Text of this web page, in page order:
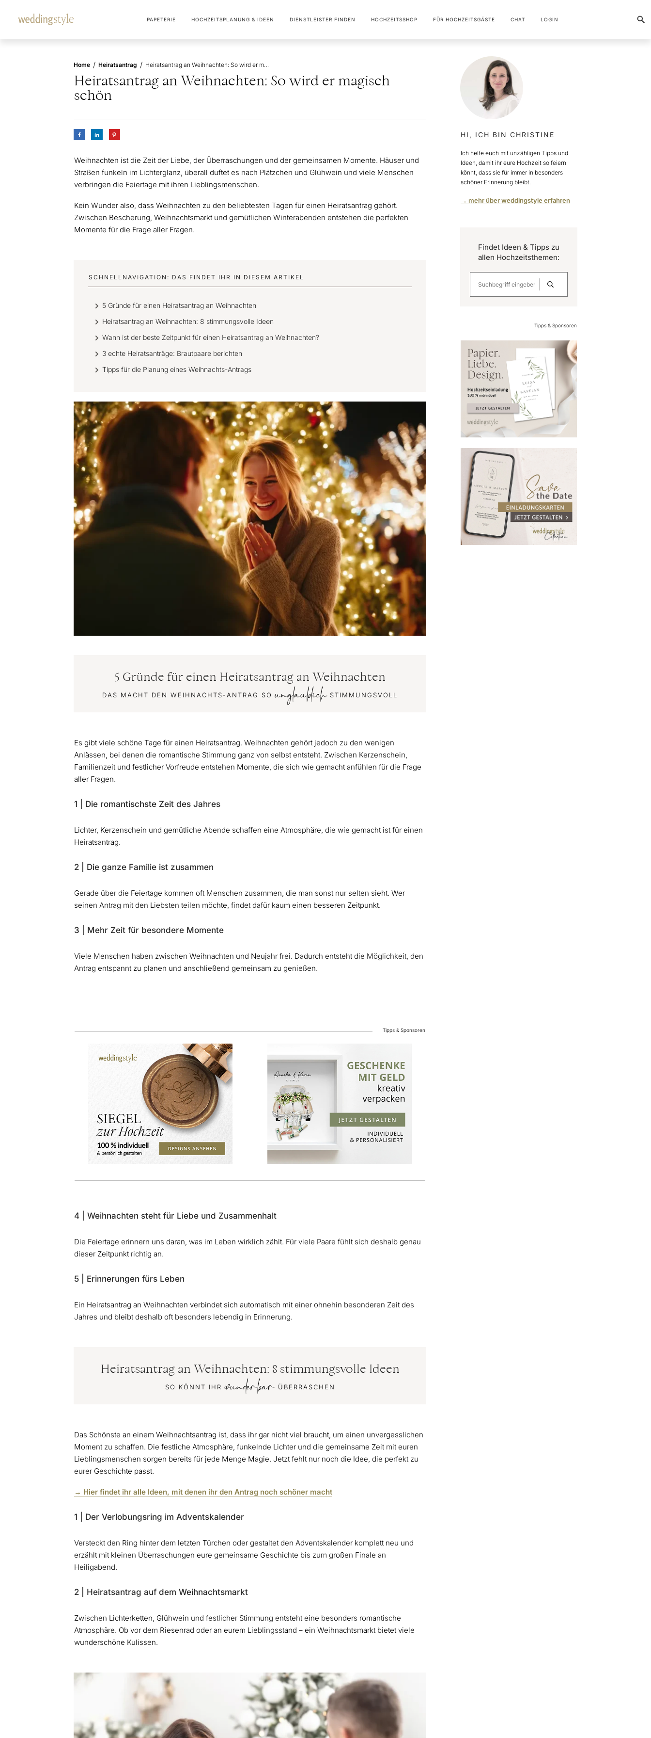
PAPETERIE HOCHZEITSPLANUNG & IDEEN DIENSTLEISTER FINDEN HOCHZEITSSHOP FÜR HOCHZEITSGÄSTE CHAT LOGIN
Home / Heiratsantrag / Heiratsantrag an Weihnachten: So wird er magisch schön
Heiratsantrag an Weihnachten: So wird er magisch
schön
Weihnachten ist die Zeit der Liebe, der Überraschungen und der gemeinsamen Momente. Häuser und
Straßen funkeln im Lichterglanz, überall duftet es nach Plätzchen und Glühwein und viele Menschen
verbringen die Feiertage mit ihren Lieblingsmenschen.
Kein Wunder also, dass Weihnachten zu den beliebtesten Tagen für einen Heiratsantrag gehört.
Zwischen Bescherung, Weihnachtsmarkt und gemütlichen Winterabenden entstehen die perfekten
Momente für die Frage aller Fragen.
SCHNELLNAVIGATION: DAS FINDET IHR IN DIESEM ARTIKEL
5 Gründe für einen Heiratsantrag an Weihnachten
Heiratsantrag an Weihnachten: 8 stimmungsvolle Ideen
Wann ist der beste Zeitpunkt für einen Heiratsantrag an Weihnachten?
3 echte Heiratsanträge: Brautpaare berichten
Tipps für die Planung eines Weihnachts-Antrags
5 Gründe für einen Heiratsantrag an Weihnachten
DAS MACHT DEN WEIHNACHTS-ANTRAG SOunglaublichSTIMMUNGSVOLL
Es gibt viele schöne Tage für einen Heiratsantrag. Weihnachten gehört jedoch zu den wenigen
Anlässen, bei denen die romantische Stimmung ganz von selbst entsteht. Zwischen Kerzenschein,
Familienzeit und festlicher Vorfreude entstehen Momente, die sich wie gemacht anfühlen für die Frage
aller Fragen.
1 | Die romantischste Zeit des Jahres
Lichter, Kerzenschein und gemütliche Abende schaffen eine Atmosphäre, die wie gemacht ist für einen
Heiratsantrag.
2 | Die ganze Familie ist zusammen
Gerade über die Feiertage kommen oft Menschen zusammen, die man sonst nur selten sieht. Wer
seinen Antrag mit den Liebsten teilen möchte, findet dafür kaum einen besseren Zeitpunkt.
3 | Mehr Zeit für besondere Momente
Viele Menschen haben zwischen Weihnachten und Neujahr frei. Dadurch entsteht die Möglichkeit, den
Antrag entspannt zu planen und anschließend gemeinsam zu genießen.
Tipps & Sponsoren
4 | Weihnachten steht für Liebe und Zusammenhalt
Die Feiertage erinnern uns daran, was im Leben wirklich zählt. Für viele Paare fühlt sich deshalb genau
dieser Zeitpunkt richtig an.
5 | Erinnerungen fürs Leben
Ein Heiratsantrag an Weihnachten verbindet sich automatisch mit einer ohnehin besonderen Zeit des
Jahres und bleibt deshalb oft besonders lebendig in Erinnerung.
Heiratsantrag an Weihnachten: 8 stimmungsvolle Ideen
SO KÖNNT IHRwunderbarÜBERRASCHEN
Das Schönste an einem Weihnachtsantrag ist, dass ihr gar nicht viel braucht, um einen unvergesslichen
Moment zu schaffen. Die festliche Atmosphäre, funkelnde Lichter und die gemeinsame Zeit mit euren
Lieblingsmenschen sorgen bereits für jede Menge Magie. Jetzt fehlt nur noch die Idee, die perfekt zu
eurer Geschichte passt.
→ Hier findet ihr alle Ideen, mit denen ihr den Antrag noch schöner macht
1 | Der Verlobungsring im Adventskalender
Versteckt den Ring hinter dem letzten Türchen oder gestaltet den Adventskalender komplett neu und
erzählt mit kleinen Überraschungen eure gemeinsame Geschichte bis zum großen Finale an
Heiligabend.
2 | Heiratsantrag auf dem Weihnachtsmarkt
Zwischen Lichterketten, Glühwein und festlicher Stimmung entsteht eine besonders romantische
Atmosphäre. Ob vor dem Riesenrad oder an eurem Lieblingsstand – ein Weihnachtsmarkt bietet viele
wunderschöne Kulissen.
HI, ICH BIN CHRISTINE
Ich helfe euch mit unzähligen Tipps und
Ideen, damit ihr eure Hochzeit so feiern
könnt, dass sie für immer in besonders
schöner Erinnerung bleibt.
→ mehr über weddingstyle erfahren
Findet Ideen & Tipps zu
allen Hochzeitsthemen:
Tipps & Sponsoren